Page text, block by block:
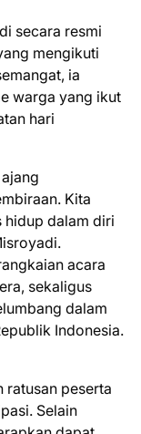
secara resmi
mengikuti
ia
warga yang ikut
hari
Kita
hidup dalam diri
acara
sekaligus
dalam
Indonesia.
ratusan peserta
Selain